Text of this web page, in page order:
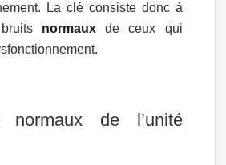
La clé consiste donc à
normaux de ceux qui
normaux de l’unité